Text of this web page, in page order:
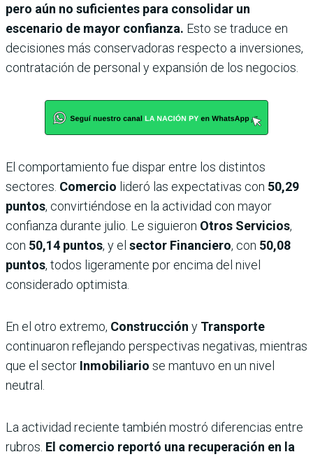
pero aún no suficientes para consolidar un
escenario de mayor confianza. Esto se traduce en
decisiones más conservadoras respecto a inversiones,
contratación de personal y expansión de los negocios.
El comportamiento fue dispar entre los distintos
sectores. Comercio lideró las expectativas con 50,29
puntos, convirtiéndose en la actividad con mayor
confianza durante julio. Le siguieron Otros Servicios,
con 50,14 puntos, y el sector Financiero, con 50,08
puntos, todos ligeramente por encima del nivel
considerado optimista.
En el otro extremo, Construcción y Transporte
continuaron reflejando perspectivas negativas, mientras
que el sector Inmobiliario se mantuvo en un nivel
neutral.
La actividad reciente también mostró diferencias entre
rubros. El comercio reportó una recuperación en la